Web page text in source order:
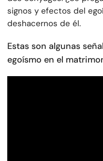
signos y efectos del
deshacernos de él.
Estas son algunas
egoísmo en el